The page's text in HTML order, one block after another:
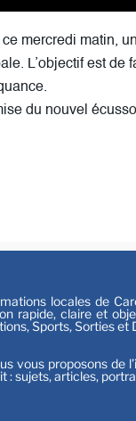
mercredi matin,
L’objectif est de
du nouvel
locales de
rapide, claire et
Sports, Sorties
vous proposons de
: sujets, articles,